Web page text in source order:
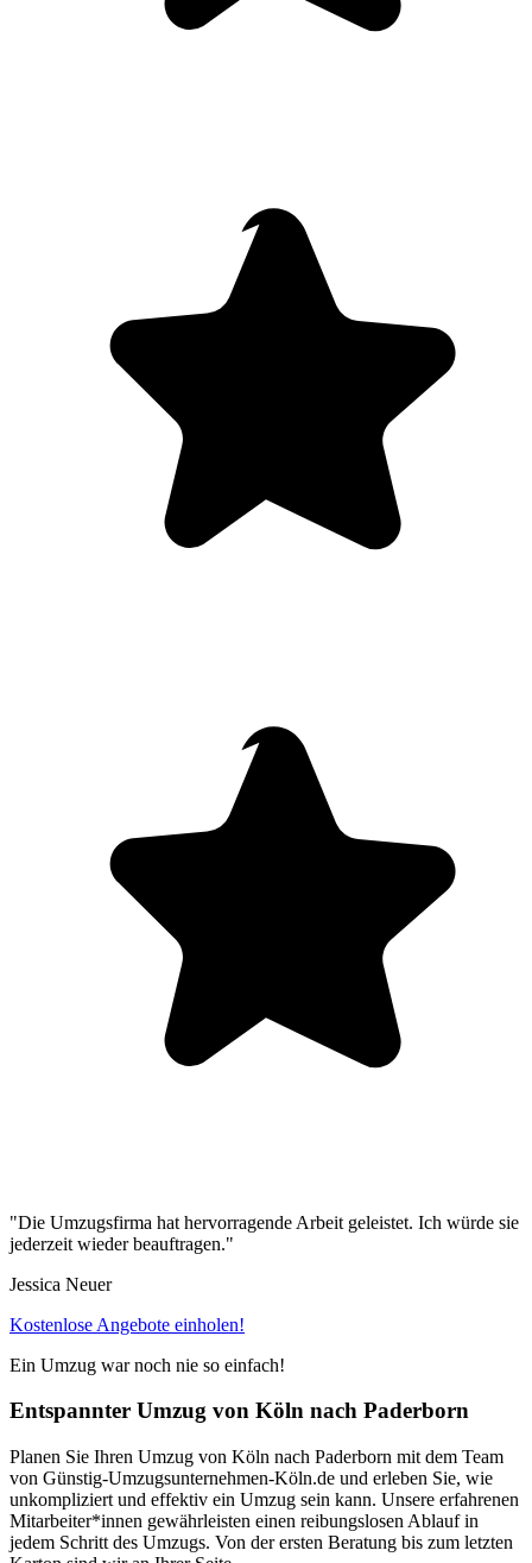
"Die Umzugsfirma hat hervorragende Arbeit geleistet. Ich würde sie
jederzeit wieder beauftragen."
Jessica Neuer
Kostenlose Angebote einholen!
Ein Umzug war noch nie so einfach!
Entspannter Umzug von Köln⁠ nach Paderborn
Planen Sie Ihren Umzug von Köln⁠ nach Paderborn mit dem Team
von Günstig-Umzugsunternehmen-Köln.de und erleben Sie, wie
unkompliziert und effektiv ein Umzug sein kann. Unsere erfahrenen
Mitarbeiter*innen gewährleisten einen reibungslosen Ablauf in
jedem Schritt des Umzugs. Von der ersten Beratung bis zum letzten